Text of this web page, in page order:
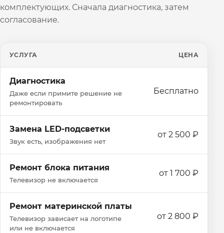
комплектующих. Сначала диагностика, затем
согласование.
УСЛУГА ЦЕНА
Диагностика
Даже если примите решение не
ремонтировать
Бесплатно
Замена LED-подсветки
Звук есть, изображения нет
от 2 500 ₽
Ремонт блока питания
Телевизор не включается
от 1 700 ₽
Ремонт материнской платы
Телевизор зависает на логотипе
или не включается
от 2 800 ₽